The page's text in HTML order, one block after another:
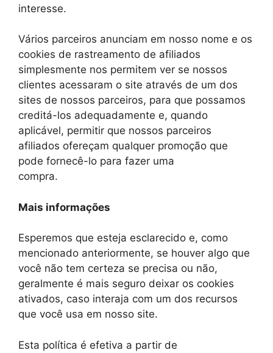
interesse.
Vários parceiros anunciam em nosso nome e os
cookies de rastreamento de afiliados
simplesmente nos permitem ver se nossos
clientes acessaram o site através de um dos
sites de nossos parceiros, para que possamos
creditá-los adequadamente e, quando
aplicável, permitir que nossos parceiros
afiliados ofereçam qualquer promoção que
pode fornecê-lo para fazer uma
compra.
Mais informações
Esperemos que esteja esclarecido e, como
mencionado anteriormente, se houver algo que
você não tem certeza se precisa ou não,
geralmente é mais seguro deixar os cookies
ativados, caso interaja com um dos recursos
que você usa em nosso site.
Esta política é efetiva a partir de